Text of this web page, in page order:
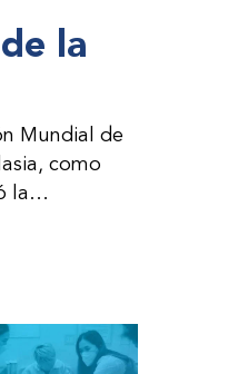
la
Mundial de
como
la
y la